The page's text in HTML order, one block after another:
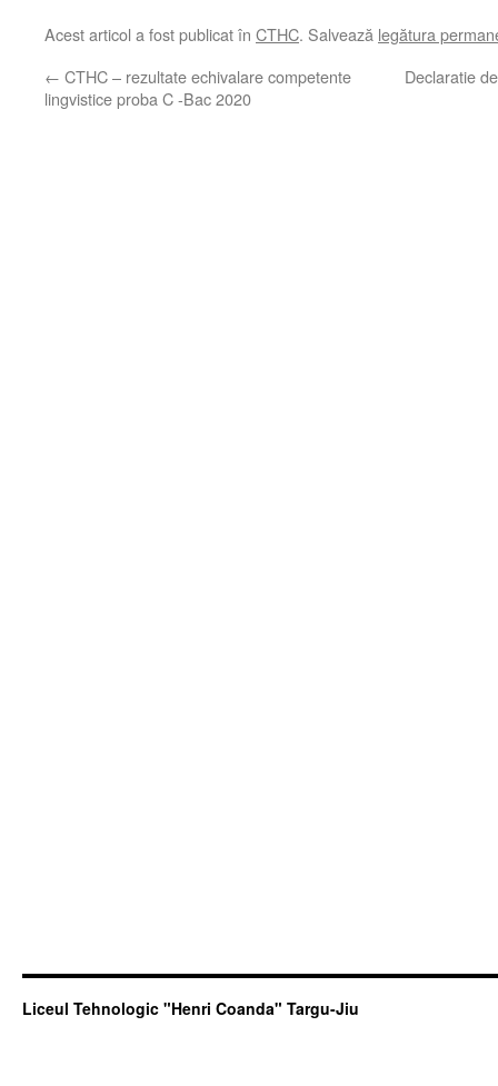
Acest articol a fost publicat în CTHC. Salvează legătura
← CTHC – rezultate echivalare competente
lingvistice proba C -Bac 2020
Declaratie
Liceul Tehnologic "Henri Coanda" Targu-Jiu